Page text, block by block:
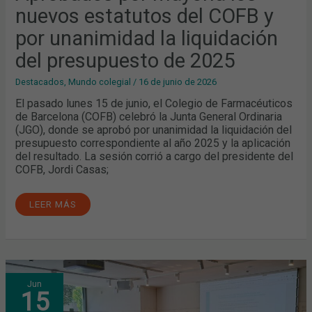
nuevos estatutos del COFB y
por unanimidad la liquidación
del presupuesto de 2025
Destacados Mundo colegial / 16 de junio de 2026
El pasado lunes 15 de junio, el Colegio de Farmacéuticos
de Barcelona (COFB) celebró la Junta General Ordinaria
(JGO), donde se aprobó por unanimidad la liquidación del
presupuesto correspondiente al año 2025 y la aplicación
del resultado. La sesión corrió a cargo del presidente del
COFB, Jordi Casas;
LEER MÁS
Jun
15
VIC
ACOGE
UNA
NUEVA